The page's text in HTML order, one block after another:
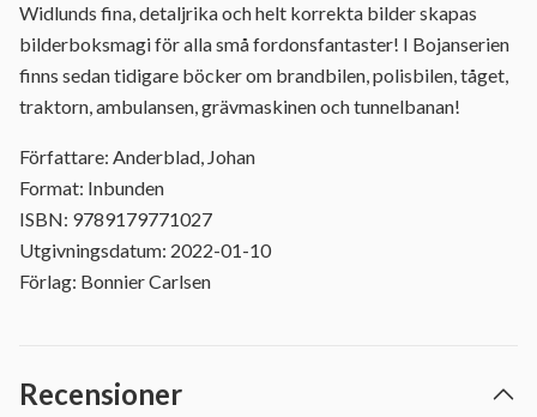
Widlunds fina, detaljrika och helt korrekta bilder skapas
bilderboksmagi för alla små fordonsfantaster! I Bojanserien
finns sedan tidigare böcker om brandbilen, polisbilen, tåget,
traktorn, ambulansen, grävmaskinen och tunnelbanan!
Författare: Anderblad, Johan
Format: Inbunden
ISBN: 9789179771027
Utgivningsdatum: 2022-01-10
Förlag: Bonnier Carlsen
Recensioner